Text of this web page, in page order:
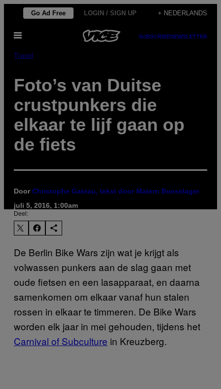
de
inhoud
Go Ad Free LOGIN / SIGN UP + NEDERLANDS
Open
SUBSCRIBENEWSLETTER
Travel
Foto’s van Duitse
crustpunkers die
elkaar te lijf gaan op
de fiets
DoorChristophe Gateau, tekst door Matern Boeselager
juli 5, 2016, 1:00am
Deel:
De Berlin Bike Wars zijn wat je krijgt als
volwassen punkers aan de slag gaan met
oude fietsen en een lasapparaat, en daarna
samenkomen om elkaar vanaf hun stalen
rossen in elkaar te timmeren. De Bike Wars
worden elk jaar in mei gehouden, tijdens het
Carnival of Subculture in Kreuzberg.